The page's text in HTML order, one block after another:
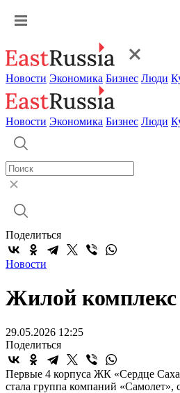
Новости Экономика Бизнес Люди
Новости Экономика Бизнес Люди
Поделиться
Новости
Жилой комплекс
29.05.2026 12:25
Поделиться
Первые 4 корпуса ЖК «Сердце
стала группа компаний